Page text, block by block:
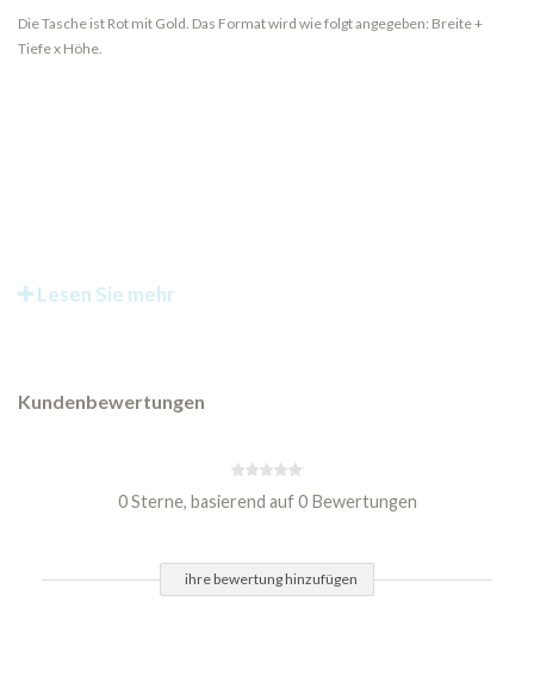
Die Tasche ist Rot mit Gold. Das Format wird wie folgt angegeben: Breite +
Tiefe x Höhe.
Lesen Sie mehr
Kundenbewertungen
0 Sterne, basierend auf 0 Bewertungen
ihre bewertung hinzufügen